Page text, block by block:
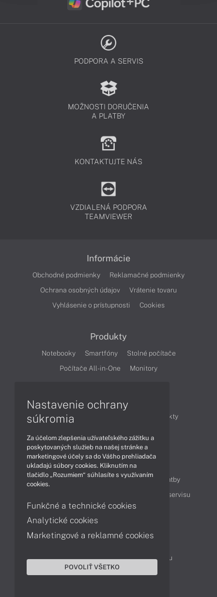
PODPORA A SERVIS
MOŽNOSTI DORUČENIA
A PLATBY
KONTAKTUJTE NÁS
VZDIALENÁ PODPORA
TEAMVIEWER
Informácie
Obchodné podmienky
Reklamačné podmienky
Ochrana osobných údajov
Vrátenie tovaru
Vyhlásenie o prístupnosti
Cookies
Produkty
Notebooky Smartfóny
Stolné počítače
Počítače All-in-One
Monitory
Články
Obchodné informácie
Produkty
Obsah
Ako nakupovať
Možnosti doručenia a platby
Cenník servisu
Kontakty
Servisné oddelenie
Reklamácia tovaru
Objednanie prepravy do servisu
Nastavenie ochrany
súkromia
Za účelom zlepšenia užívateľského zážitku a
poskytovaných služieb na našej stránke a
marketingové účely sa do Vášho prehliadača
ukladajú súbory cookies. Kliknutím na
tlačidlo „Rozumiem“ súhlasíte s využívaním
cookies.
Funkčné a technické cookies
Analytické cookies
Marketingové a reklamné cookies
POVOLIŤ VŠETKO